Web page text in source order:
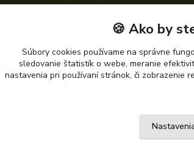
Mazací plán PETRONAS
🍪 Ako by
Súbory cookies používame na správne
sledovanie štatistík o webe, meranie
nastavenia pri používaní stránok, či zobrazenie